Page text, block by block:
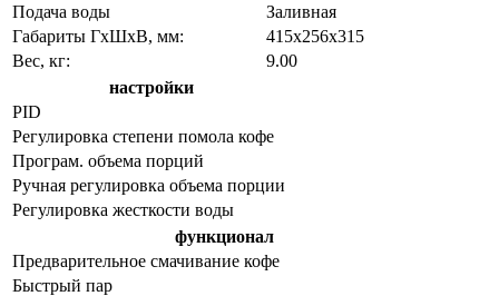
Подача воды
Заливная
Габариты ГхШхВ, мм:
415х256х315
Вес, кг:
9.00
настройки
PID
Регулировка степени помола кофе
Програм. объема порций
Ручная регулировка объема порции
Регулировка жесткости воды
функционал
Предварительное смачивание кофе
Быстрый пар